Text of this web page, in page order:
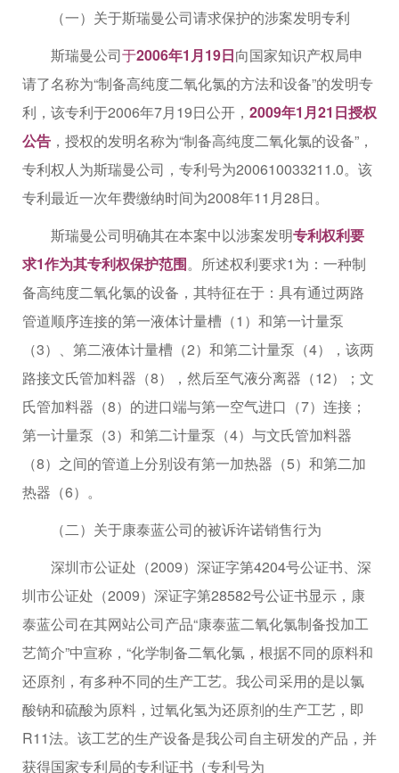
（一）关于斯瑞曼公司请求保护的涉案发明专利
斯瑞曼公司于2006年1月19日向国家知识产权局申
请了名称为“制备高纯度二氧化氯的方法和设备”的发明专
利，该专利于2006年7月19日公开， 2009年1月21日授权
公告 ，授权的发明名称为“制备高纯度二氧化氯的设备”，
专利权人为斯瑞曼公司，专利号为200610033211.0。该
专利最近一次年费缴纳时间为2008年11月28日。
斯瑞曼公司明确其在本案中以涉案发明专利权利要
求1作为其专利权保护范围。所述权利要求1为：一种制
备高纯度二氧化氯的设备，其特征在于：具有通过两路
管道顺序连接的第一液体计量槽（1）和第一计量泵
（3）、第二液体计量槽（2）和第二计量泵（4），该两
路接文氏管加料器（8），然后至气液分离器（12）；文
氏管加料器（8）的进口端与第一空气进口（7）连接；
第一计量泵（3）和第二计量泵（4）与文氏管加料器
（8）之间的管道上分别设有第一加热器（5）和第二加
热器（6）。
（二）关于康泰蓝公司的被诉许诺销售行为
深圳市公证处（2009）深证字第4204号公证书、深
圳市公证处（2009）深证字第28582号公证书显示，康
泰蓝公司在其网站公司产品“康泰蓝二氧化氯制备投加工
艺简介”中宣称，“化学制备二氧化氯，根据不同的原料和
还原剂，有多种不同的生产工艺。我公司采用的是以氯
酸钠和硫酸为原料，过氧化氢为还原剂的生产工艺，即
R11法。该工艺的生产设备是我公司自主研发的产品，并
获得国家专利局的专利证书（专利号为